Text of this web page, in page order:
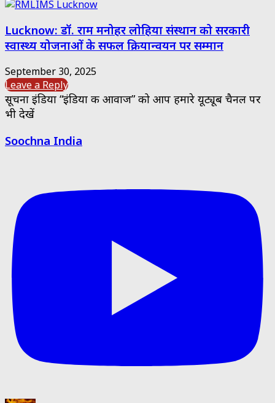
Lucknow: डॉ. राम मनोहर लोहिया संस्थान को सरकारी
स्वास्थ्य योजनाओं के सफल क्रियान्वयन पर सम्मान
September 30, 2025
Leave a Reply
सूचना इंडिया “इंडिया की आवाज” को आप हमारे यूट्यूब चैनल पर
भी देखें
Soochna India